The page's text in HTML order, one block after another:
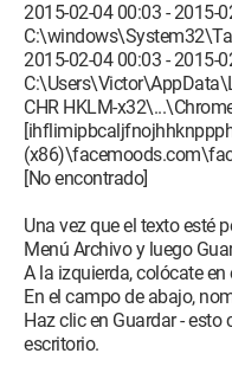
2015-02-04 00:03 - 2015-
2015-02-04 00:03 - 2015-
CHR HKLM-
[No encontrado]
Una vez que el texto esté
Menú Archivo y luego
A la izquierda, colócate en
En el campo de abajo,
Haz clic en Guardar -
escritorio.